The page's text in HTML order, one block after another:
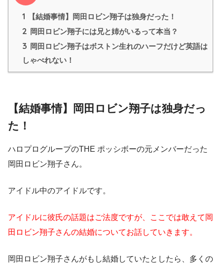
1 【結婚事情】岡田ロビン翔子は独身だった！
2 岡田ロビン翔子には兄と姉がいるって本当？
3 岡田ロビン翔子はボストン生れのハーフだけど英語は
しゃべれない！
【結婚事情】岡田ロビン翔子は独身だっ
た！
ハロプログループのTHE ポッシボーの元メンバーだった
岡田ロビン翔子さん。
アイドル中のアイドルです。
アイドルに彼氏の話題はご法度ですが、ここでは敢えて岡
田ロビン翔子さんの結婚についてお話していきます。
岡田ロビン翔子さんがもし結婚していたとしたら、多くの